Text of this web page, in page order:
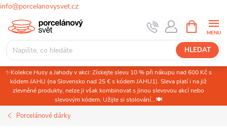
info@porcelanovysvet.cz
Přejít
obsah
HLEDAT
NÁKUPNÍ
KOŠÍK
✨Kolekce Husy a Jahody v akci: Získejte slevu 10 % při nákupu nad 600 Kč s
kódem JAHU (na Slovensko nad 25 € s kódem JAHU1). Sleva platí i na již
zlevněné produkty, nelze ji však kombinovat s jinou slevovou akcí nebo
slevovým kódem. Užijte si stolování...🍽️
Porcelánové dárky